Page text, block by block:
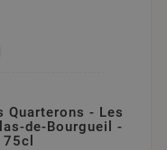
Quarterons - Les
de-Bourgueil -